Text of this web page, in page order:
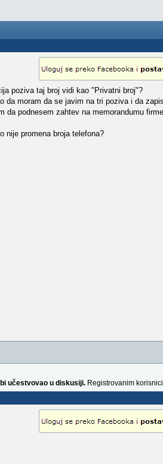
poziva taj broj vidi kao "Privatni broj"?
da moram da se javim na tri poziva i da
da podnesem zahtev na memorandumu
nije promena broja telefona?
učestvovao u diskusiji. Registrovanim